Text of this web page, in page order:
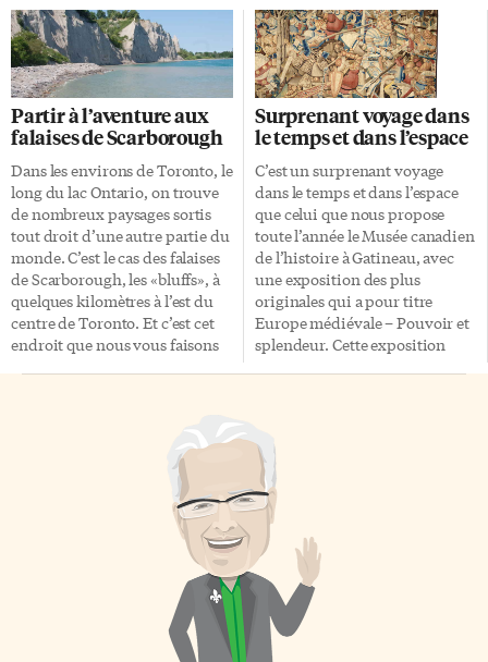
comment le jeune Belge décrit
l’aventure dans laquelle il s’est
lancé le 8 janvier dernier à
partir de Kugaaruk, au-dessus
du cercle polaire arctique. On
pourrait ajouter à cette liste
l’audace. Plusieurs
environnements «Chacun de
ces sports m’emmène dans un
environnement différent. Le
ski, c’est vraiment la neige et le
froid. Le kayak, c’est […]
PDS70, dans un berceau de gaz
et de poussière — l’astre brillant
caché par un disque noir
permet de distinguer sa
voisine, la planète en
formation. Cette photo a été
prise par le télescope dédié aux
exoplanètes de l’Observatoire
européen du Sud (ESO) du haut
des cimes chiliennes. Monde
nuageux géant Enfouie dans ce
[…]
Partir à l’aventure aux
falaises de Scarborough
Dans les environs de Toronto, le
long du lac Ontario, on trouve
de nombreux paysages sortis
tout droit d’une autre partie du
monde. C’est le cas des falaises
de Scarborough, les «bluffs», à
quelques kilomètres à l’est du
centre de Toronto. Et c’est cet
endroit que nous vous faisons
infranchissable entre la ville et
le lac Ontario, les falaises de
Scarborough mesurent pas
moins de 15 kilomètres de long,
pour une hauteur maximale de
65 mètres. L’endroit compte
également plusieurs parcs et est
Surprenant voyage dans
le temps et dans l’espace
C’est un surprenant voyage
dans le temps et dans l’espace
que celui que nous propose
toute l’année le Musée canadien
de l’histoire à Gatineau, avec
une exposition des plus
originales qui a pour titre
Europe médiévale – Pouvoir et
splendeur. Cette exposition
nous concerne par ses
retombées, et de la dépoussiérer
des croyances, des légendes,
des erreurs qui l’entourent et la
font souvent relater comme
étant celle d’une «Nuit des
temps», pour lui appliquer le
titre d’un roman de René
Barjavel (1968). Il vaudrait
mieux […]